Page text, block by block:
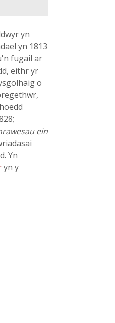
yn
yn 1813
fugail ar
eithr yr
o
ein
Yn
yn y